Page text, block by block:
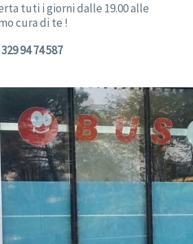
tuti i giorni dalle 19.00 alle
cura di te !
94 74 587